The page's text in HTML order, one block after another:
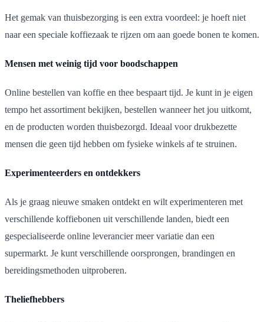
Het gemak van thuisbezorging is een extra voordeel: je hoeft niet
naar een speciale koffiezaak te rijzen om aan goede bonen te komen.
Mensen met weinig tijd voor boodschappen
Online bestellen van koffie en thee bespaart tijd. Je kunt in je eigen
tempo het assortiment bekijken, bestellen wanneer het jou uitkomt,
en de producten worden thuisbezorgd. Ideaal voor drukbezette
mensen die geen tijd hebben om fysieke winkels af te struinen.
Experimenteerders en ontdekkers
Als je graag nieuwe smaken ontdekt en wilt experimenteren met
verschillende koffiebonen uit verschillende landen, biedt een
gespecialiseerde online leverancier meer variatie dan een
supermarkt. Je kunt verschillende oorsprongen, brandingen en
bereidingsmethoden uitproberen.
Theliefhebbers